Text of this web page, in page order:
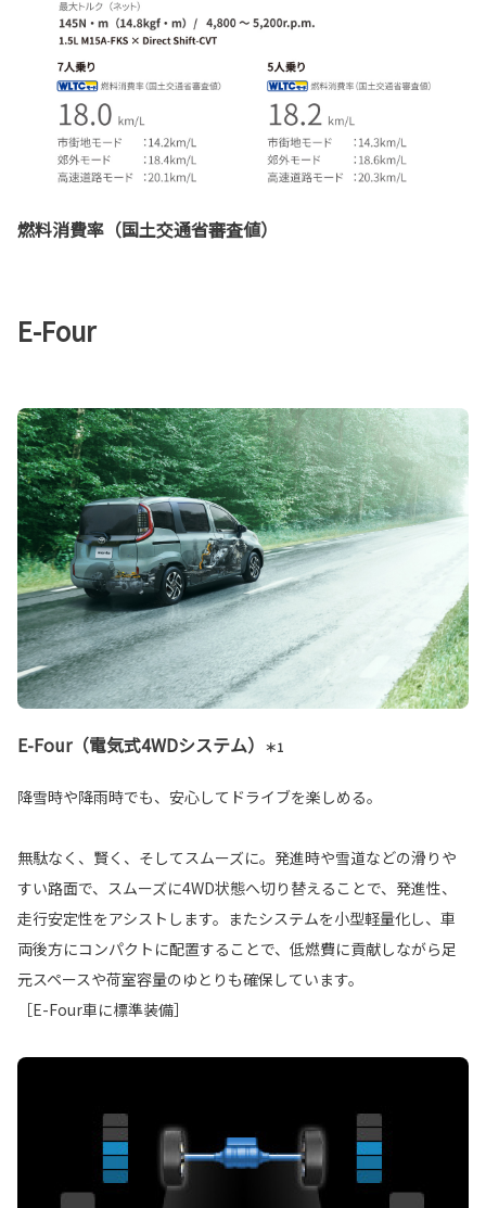
燃料消費率（国土交通省審査値）
E-Four
E-Four（電気式4WDシステム） ＊1
降雪時や降雨時でも、安心してドライブを楽しめる。
無駄なく、賢く、そしてスムーズに。発進時や雪道などの滑りや
すい路面で、スムーズに4WD状態へ切り替えることで、発進性、
走行安定性をアシストします。またシステムを小型軽量化し、車
両後方にコンパクトに配置することで、低燃費に貢献しながら足
元スペースや荷室容量のゆとりも確保しています。
［E-Four車に標準装備］